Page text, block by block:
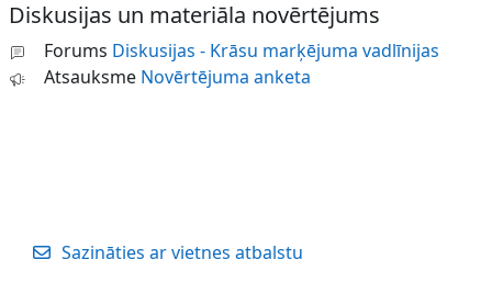
Diskusijas un materiāla novērtējums
Forums Diskusijas - Krāsu marķējuma vadlīnijas
Atsauksme Novērtējuma anketa
Sazināties ar vietnes atbalstu